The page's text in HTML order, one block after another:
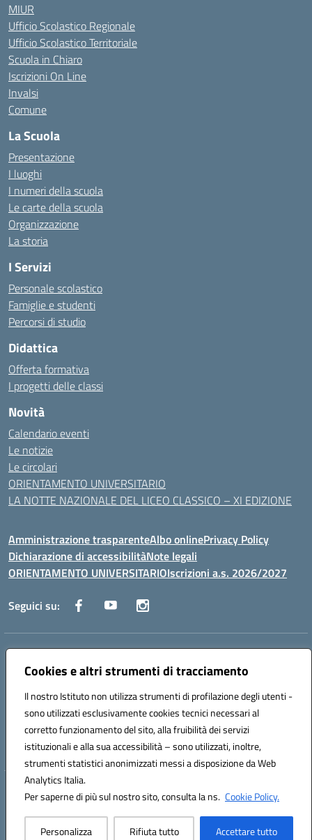
Cookies e altri strumenti di tracciamento
Il nostro Istituto non utilizza strumenti di profilazione degli utenti -
sono utilizzati esclusivamente cookies tecnici necessari al
corretto funzionamento del sito, alla fruibilità dei servizi
istituzionali e alla sua accessibilità – sono utilizzati, inoltre,
strumenti statistici anonimizzati messi a disposizione da Web
Analytics Italia.
Per saperne di più sul nostro sito, consulta la ns. Cookie Policy.
Personalizza Rifiuta tutto Accettare tutto
MIUR
Ufficio Scolastico Regionale
Ufficio Scolastico Territoriale
Scuola in Chiaro
Iscrizioni On Line
Invalsi
Comune
La Scuola
Presentazione
I luoghi
I numeri della scuola
Le carte della scuola
Organizzazione
La storia
I Servizi
Personale scolastico
Famiglie e studenti
Percorsi di studio
Didattica
Offerta formativa
I progetti delle classi
Novità
Calendario eventi
Le notizie
Le circolari
ORIENTAMENTO UNIVERSITARIO
LA NOTTE NAZIONALE DEL LICEO CLASSICO – XI EDIZIONE
Amministrazione trasparenteAlbo onlinePrivacy Policy
Dichiarazione di accessibilitàNote legali
ORIENTAMENTO UNIVERSITARIOIscrizioni a.s. 2026/2027
Seguici su:
Indirizzo:
Centralino:0882 331218 Email:fgps210002@istruzione.it
Codice fiscale: 93071630714
Codice meccanografico:
FGPS210002
Codice unico di fatturazione (CUF): UF7W9K
Hosting & Powered by 3D Solution S.r.l.
Concept & Design by Designers Italia